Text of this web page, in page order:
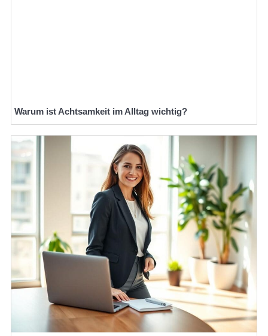
Warum ist Achtsamkeit im Alltag wichtig?